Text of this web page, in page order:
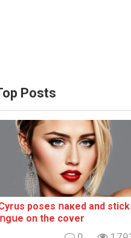
Posts
poses ոакеd and
on the cover